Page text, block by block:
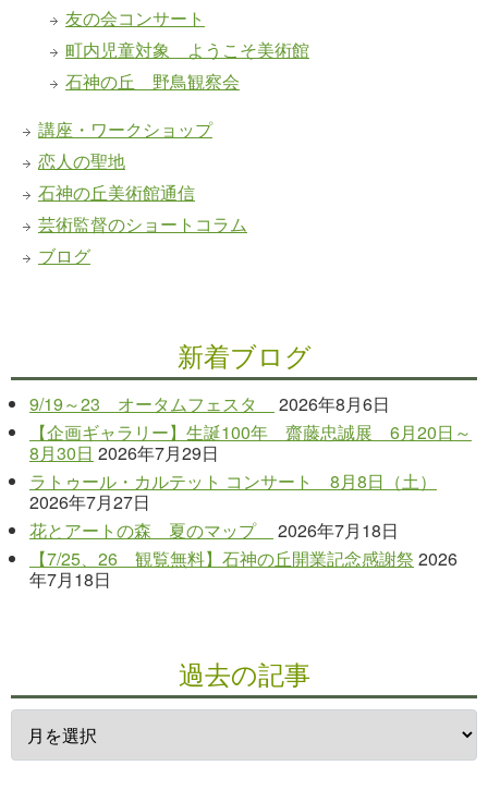
友の会コンサート
町内児童対象 ようこそ美術館
石神の丘 野鳥観察会
講座・ワークショップ
恋人の聖地
石神の丘美術館通信
芸術監督のショートコラム
ブログ
新着ブログ
9/19～23 オータムフェスタ
2026年8月6日
【企画ギャラリー】生誕100年 齋藤忠誠展 6月20日～
8月30日 2026年7月29日
ラトゥール・カルテット コンサート 8月8日（土）
2026年7月27日
花とアートの森 夏のマップ
2026年7月18日
【7/25、26 観覧無料】石神の丘開業記念感謝祭 2026
年7月18日
過去の記事